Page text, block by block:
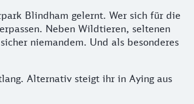
Blindham gelernt. Wer sich für die
Neben Wildtieren, seltenen
niemandem. Und als besonderes
Alternativ steigt ihr in Aying aus